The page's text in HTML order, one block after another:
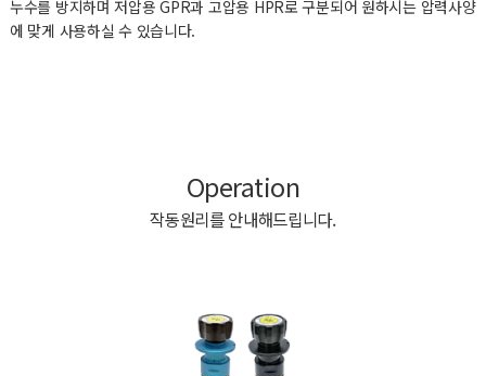
누수를 방지하며 저압용 GPR과 고압용 HPR로 구분되어 원하시는 압력사양
에 맞게 사용하실 수 있습니다.
Operation
작동원리를 안내해드립니다.